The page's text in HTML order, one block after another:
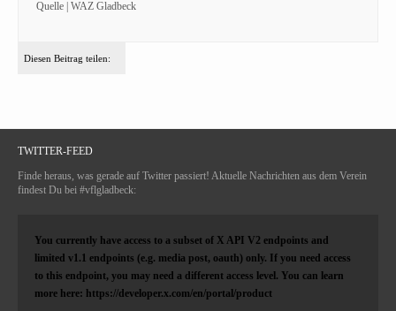
Quelle | WAZ Gladbeck
Diesen Beitrag teilen:
TWITTER-FEED
Finde heraus, was gerade auf Twitter passiert! Aktuelle Nachrichten aus dem Verein
findest Du bei #vflgladbeck:
You currently have access to a subset of X API V2 endpoints and
limited v1.1 endpoints (e.g. media post, oauth) only. If you need access
to this endpoint, you may need a different access level. You can learn
more here: https://developer.x.com/en/portal/product